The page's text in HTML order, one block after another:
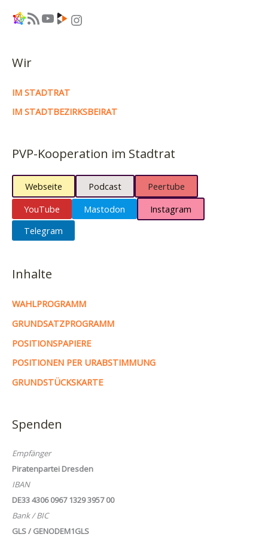
Link RSS-Feed YouTube Link Instagram
Wir
IM STADTRAT
IM STADTBEZIRKSBEIRAT
PVP-Kooperation im Stadtrat
Webseite Podcast
Peertube
YouTube
Mastodon
Instagram
Telegram
Inhalte
WAHLPROGRAMM
GRUNDSATZPROGRAMM
POSITIONSPAPIERE
POSITIONEN PER URABSTIMMUNG
GRUNDSTÜCKSKARTE
Spenden
Empfänger
Piratenpartei Dresden
IBAN
DE33 4306 0967 1329 3957 00
Bank / BIC
GLS / GENODEM1GLS